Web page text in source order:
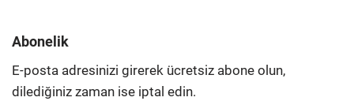
Abonelik
E-posta adresinizi girerek ücretsiz abone olun,
dilediğiniz zaman ise iptal edin.